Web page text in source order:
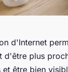
d'Internet
d'être plus
être bien